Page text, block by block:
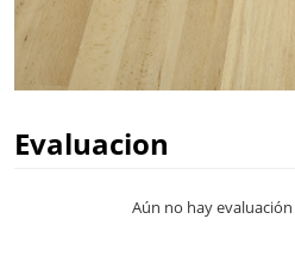
Evaluacion
Aún no hay evaluación